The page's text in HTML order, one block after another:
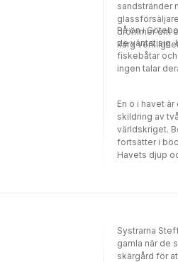
sandstränder
drömmer om
karg
På ön i
de väntat sig.
fiskebåtar
ingen talar
En ö i havet
skildring av
världskriget.
fortsätter i
Havets djup
kriget,
Systrarna
gamla när de
skärgård för